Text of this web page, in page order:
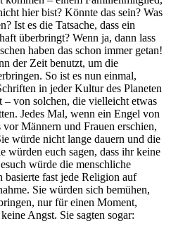
hier bist? Könnte das sein? Was
Ist es die Tatsache, dass ein
überbringt? Wenn ja, dann lass
haben das schon immer getan!
der Zeit benutzt, um die
So ist es nun einmal,
in jeder Kultur des Planeten
– von solchen, die vielleicht etwas
Jedes Mal, wenn ein Engel von
vor Männern und Frauen erschien,
würde nicht lange dauern und die
würden euch sagen, dass ihr keine
würde die menschliche
basierte fast jede Religion auf
Sie würden sich bemühen,
nur für einen Moment,
Angst. Sie sagten sogar: